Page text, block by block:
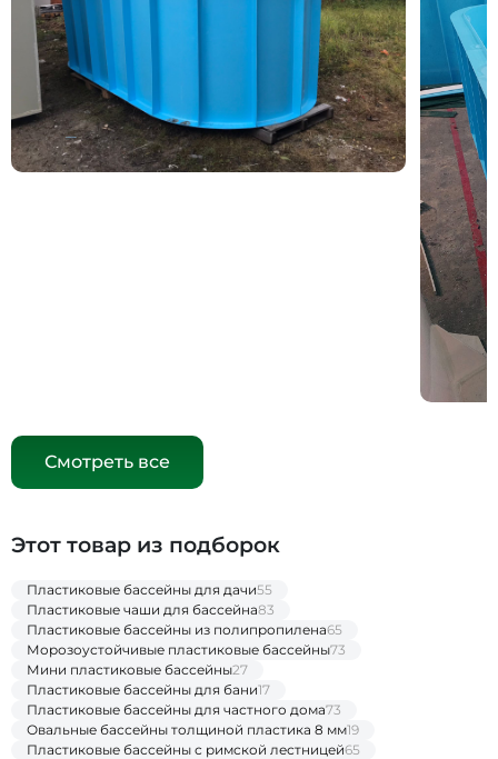
Смотреть все
Этот товар из подборок
Пластиковые бассейны для дачи55
Пластиковые чаши для бассейна83
Пластиковые бассейны из полипропилена65
Морозоустойчивые пластиковые бассейны73
Мини пластиковые бассейны27
Пластиковые бассейны для бани17
Пластиковые бассейны для частного дома73
Овальные бассейны толщиной пластика 8 мм19
Пластиковые бассейны с римской лестницей65